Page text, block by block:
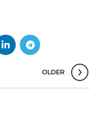
OLDER